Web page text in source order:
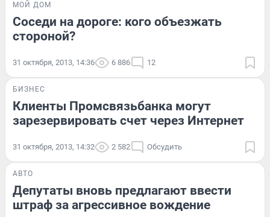
МОЙ ДОМ
Соседи на дороге: кого объезжать
стороной?
31 октября, 2013, 14:36 6 886 12
БИЗНЕС
Клиенты Промсвязьбанка могут
зарезервировать счет через Интернет
31 октября, 2013, 14:32 2 582 Обсудить
АВТО
Депутаты вновь предлагают ввести
штраф за агрессивное вождение